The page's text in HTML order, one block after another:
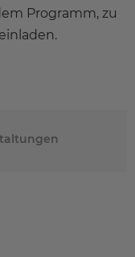
Programm, zu